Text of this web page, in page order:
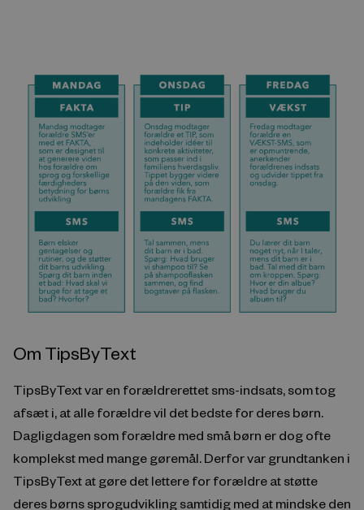
Om TipsByText
TipsByText var en forældrerettet sms-indsats, som tog
afsæt i, at alle forældre vil det bedste for deres børn.
Dagligdagen som forældre med små børn er dog ofte
komplekst med mange gøremål. Derfor var grundtanken i
TipsByText at gøre det lettere for forældre at støtte
deres børns sprogudvikling samtidig med at mindske den